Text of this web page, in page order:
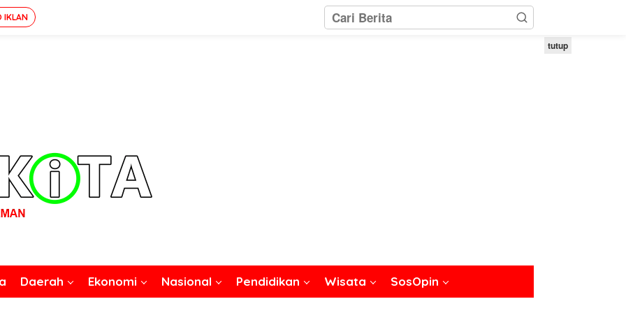
IKLAN
Daerah Ekonomi Nasional Pendidikan Wisata SosOpin
tutup